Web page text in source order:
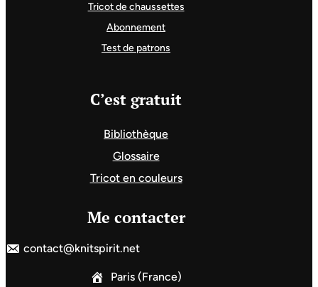
Tricot de chaussettes
Abonnement
Test de patrons
C’est gratuit
Bibliothèque
Glossaire
Tricot en couleurs
Me contacter
contact@knitspirit.net
Paris (France)